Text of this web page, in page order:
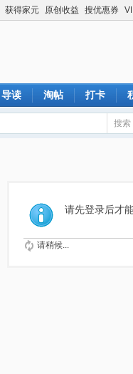
获得家元 原创收益 搜优惠券
导读 淘帖 打卡
搜索
请先登录后才
请稍候...